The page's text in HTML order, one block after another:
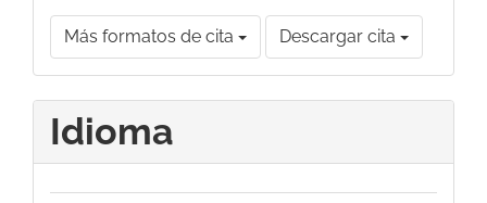
Más formatos de cita Descargar cita
Idioma